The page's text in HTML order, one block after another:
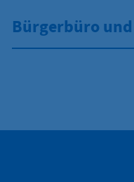
Bürgerbüro